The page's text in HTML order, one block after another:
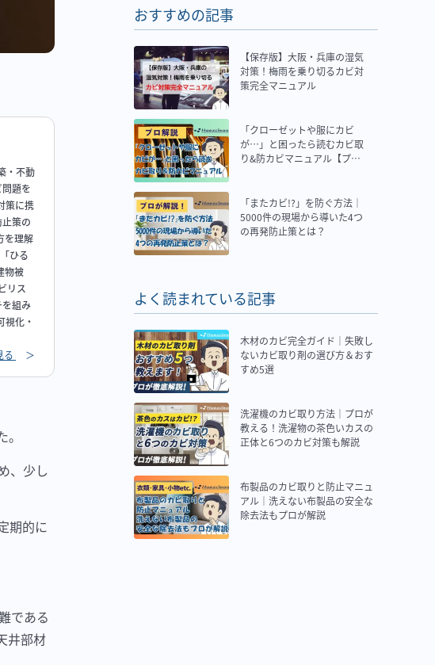
・不動
題を
策に携
策の
を理解
ひる
物被
リス
組み
化・
る
＞
、少し
期的に
である
井部材
おすすめの記事
【保存版】大阪・兵庫の湿気
対策！梅雨を乗り切るカビ対
策完全マニュアル
「クローゼットや服にカビ
が…」と困ったら読むカビ取
り&防カビマニュアル【プロ
「またカビ!?」を防ぐ方法｜
5000件の現場から導いた4つ
の再発防止策とは？
よく読まれている記事
木材のカビ完全ガイド｜失敗し
ないカビ取り剤の選び方＆おす
すめ5選
洗濯機のカビ取り方法｜プロが
教える！洗濯物の茶色いカスの
正体と6つのカビ対策も解説
布製品のカビ取りと防止マニュ
アル｜洗えない布製品の安全な
除去法もプロが解説